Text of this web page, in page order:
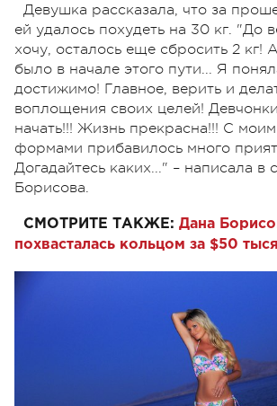
Девушка рассказала, что за
ей удалось похудеть на 30 кг. "До
хочу, осталось еще сбросить 2 кг!
было в начале этого пути... Я
достижимо! Главное, верить и
воплощения своих целей!
начать!!! Жизнь прекрасна!!! С
формами прибавилось много
Догадайтесь каких..." – написала в
Борисова.
СМОТРИТЕ ТАКЖЕ: Дана
похвасталась кольцом за $50